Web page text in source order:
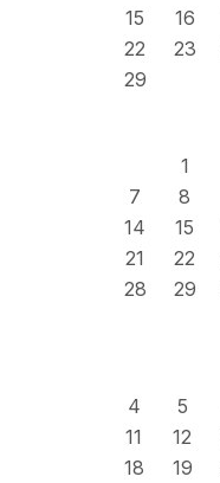
15
16
22
23
29
1
7
8
14
15
21
22
28
29
4
5
11
12
18
19